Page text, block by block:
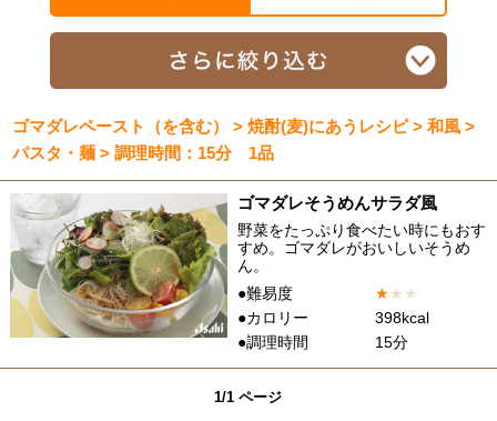
ゴマダレペースト（を含む） > 焼酎(麦)にあうレシピ > 和風 >
パスタ・麺 > 調理時間：15分 1品
ゴマダレそうめんサラダ風
野菜をたっぷり食べたい時にもおす
すめ。ゴマダレがおいしいそうめ
ん。
●難易度
★★ ★
●カロリー
398kcal
●調理時間
15分
1/1 ページ